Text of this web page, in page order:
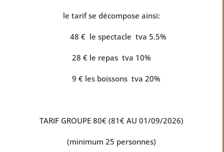
le tarif se décompose ainsi:
48 € le spectacle tva 5.5%
28 € le repas tva 10%
9 € les boissons tva 20%
TARIF GROUPE 80€ (81€ AU 01/09/2026)
(minimum 25 personnes)